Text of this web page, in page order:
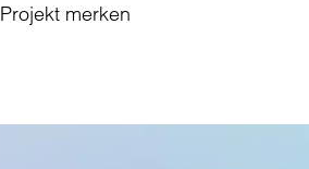
Projekt merken